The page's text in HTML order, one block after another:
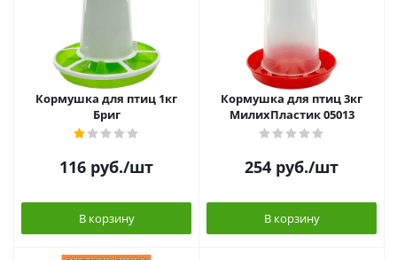
Кормушка для птиц 1кг
Бриг
116 руб./шт
В корзину
Кормушка для птиц 3кг
МилихПластик 05013
254 руб./шт
В корзину